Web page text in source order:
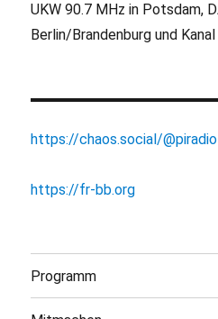
UKW 90.7 MHz in Potsdam,
Berlin/Brandenburg und
https://chaos.social/@piradio
https://fr-bb.org
Programm